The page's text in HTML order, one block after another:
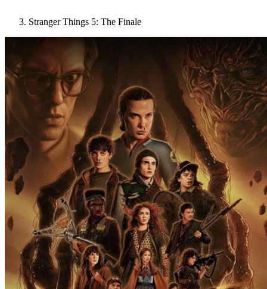
Stranger Things 5: The Finale